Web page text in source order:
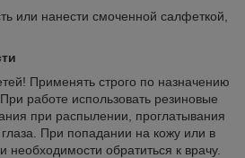
или нанести смоченной салфеткой,
Применять строго по назначению
работе использовать резиновые
при распылении, проглатывания
При попадании на кожу или в
необходимости обратиться к врачу.